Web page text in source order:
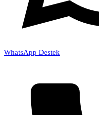
WhatsApp Destek